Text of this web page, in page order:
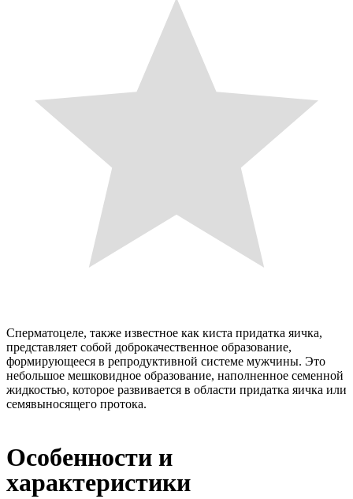
Сперматоцеле, также известное как киста придатка яичка,
представляет собой доброкачественное образование,
формирующееся в репродуктивной системе мужчины. Это
небольшое мешковидное образование, наполненное семенной
жидкостью, которое развивается в области придатка яичка или
семявыносящего протока.
Особенности и
характеристики